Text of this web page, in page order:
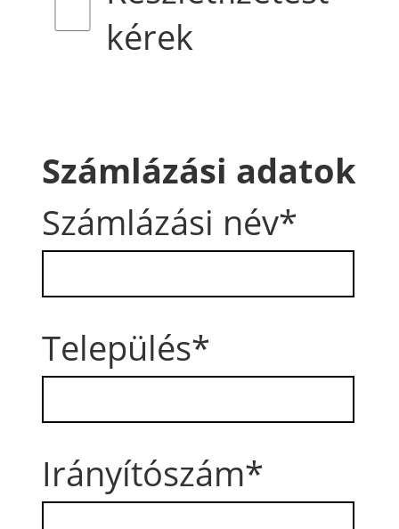
kérek
Számlázási adatok
Számlázási név*
Település*
Irányítószám*